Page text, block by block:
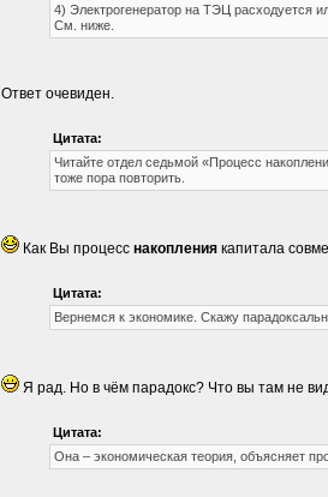
4) Электрогенератор на ТЭЦ расходуется
См. ниже.
Ответ очевиден.
Цитата:
Читайте отдел седьмой «Процесс
тоже пора повторить.
Как Вы процесс накопления капитала
Цитата:
Вернемся к экономике. Скажу
Я рад. Но в чём парадокс? Что вы там не
Цитата:
Она – экономическая теория, объясняет